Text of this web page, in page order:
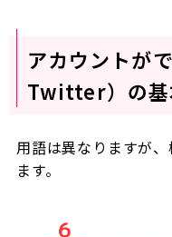
アカウントが
Twitter）の基
用語は異なりますが
ます。